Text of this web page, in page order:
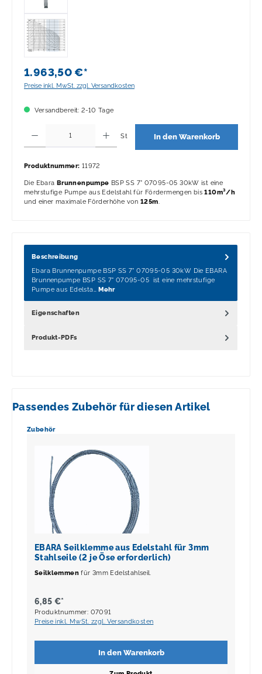
1.963,50 €*
Preise inkl. MwSt. zzgl. Versandkosten
Versandbereit: 2-10 Tage
St In den Warenkorb
Produktnummer: 11972
Die Ebara Brunnenpumpe BSP SS 7" 07095-05 30kW ist eine
mehrstufige Pumpe aus Edelstahl für Fördermengen bis110m³/h
und einer maximale Förderhöhe von125m.
Beschreibung
Ebara Brunnenpumpe BSP SS 7" 07095-05 30kW Die EBARA
Brunnenpumpe BSP SS 7" 07095-05 ist eine mehrstufige
Pumpe aus Edelsta…Mehr
Eigenschaften
Produkt-PDFs
Passendes Zubehör für diesen Artikel
Produktgalerie überspringen
Zubehör
EBARA Seilklemme aus Edelstahl für 3mm
Stahlseile (2 je Öse erforderlich)
Seilklemmen für 3mm Edelstahlseil.
6,85 €*
Produktnummer: 07091
Preise inkl. MwSt. zzgl. Versandkosten
In den Warenkorb